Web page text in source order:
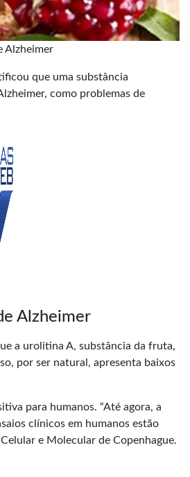
Alzheimer
que uma substância
como problemas de
Alzheimer
a urolitina A, substância da fruta,
por ser natural, apresenta baixos
para humanos. “Até agora, a
clínicos em humanos estão
e Molecular de Copenhague.